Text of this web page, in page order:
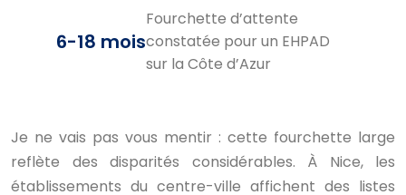
6-18 mois
Fourchette d’attente
constatée pour un EHPAD
sur la Côte d’Azur
Je ne vais pas vous mentir : cette fourchette large
reflète des disparités considérables. À Nice, les
établissements du centre-ville affichent des listes